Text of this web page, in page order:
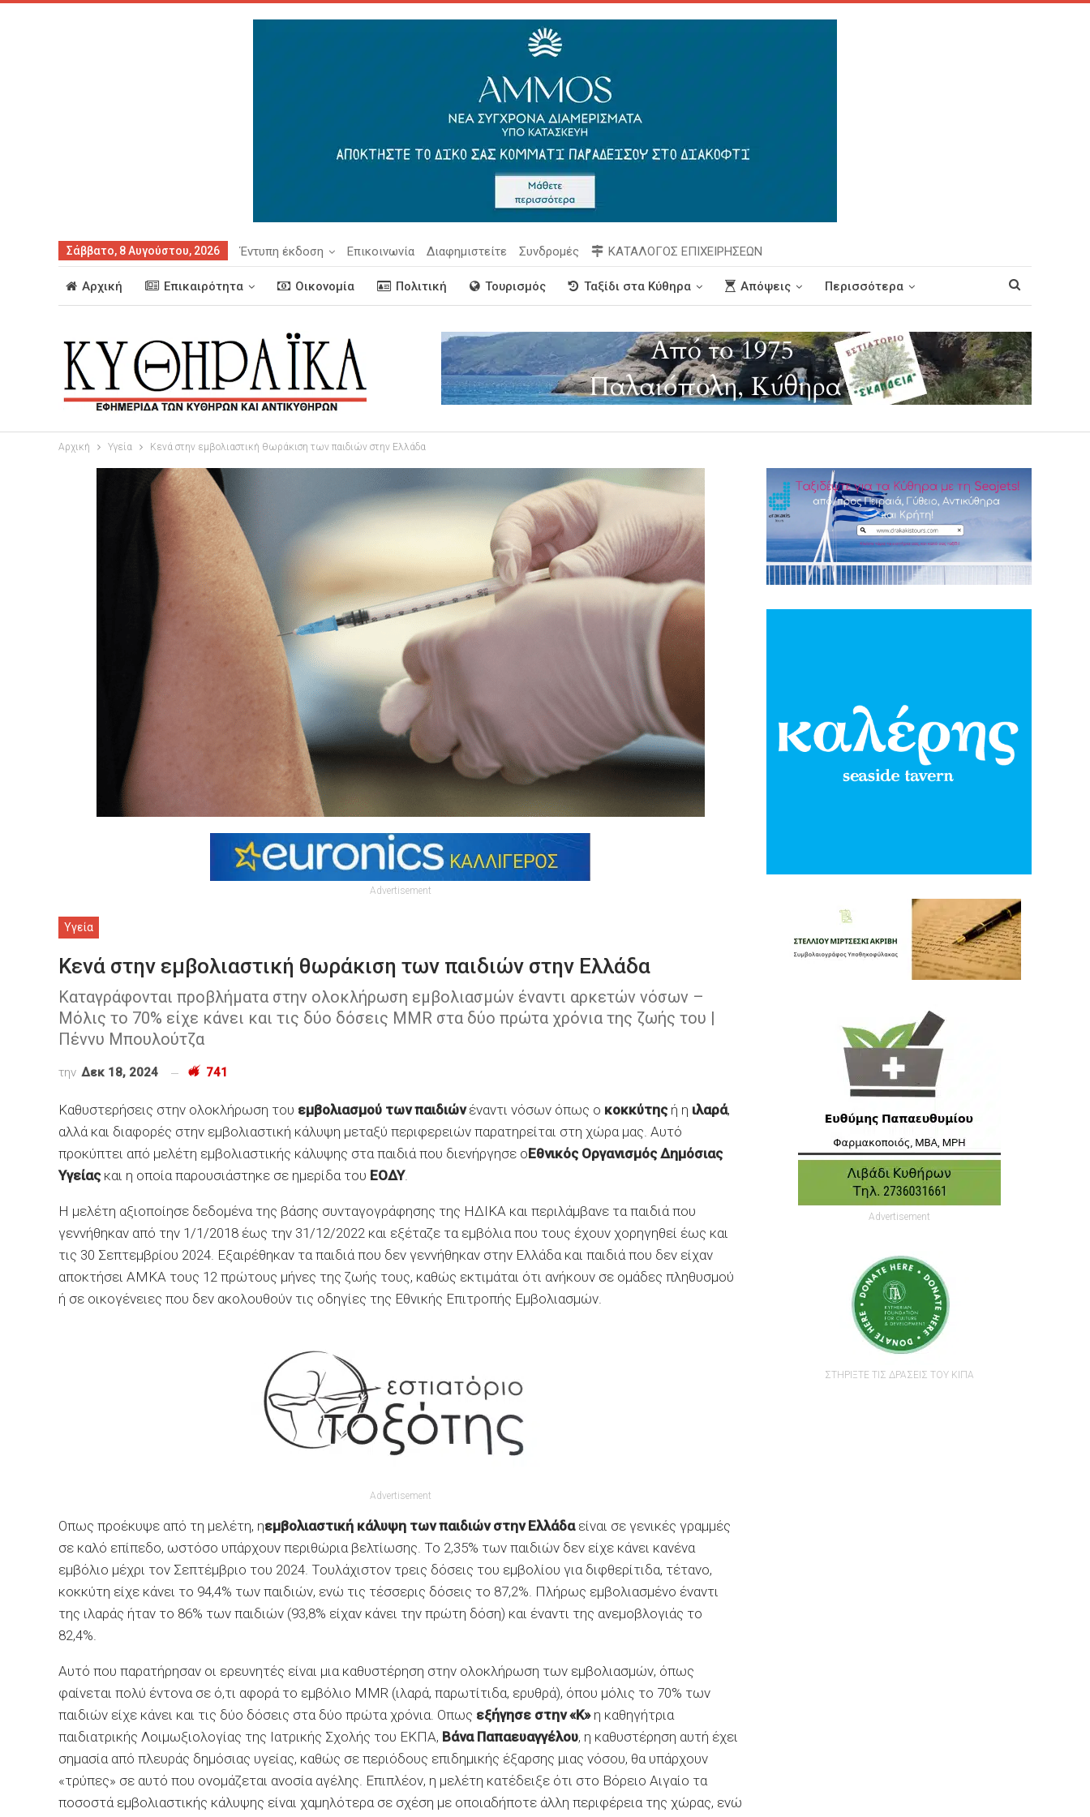
Σάββατο, 8 Αυγούστου, 2026 Έντυπη έκδοση Επικοινωνία Διαφημιστείτε Συνδρομές ΚΑΤΑΛΟΓΟΣ ΕΠΙΧΕΙΡΗΣΕΩΝ
Αρχική Επικαιρότητα Οικονομία Πολιτική Τουρισμός Ταξίδι στα Κύθηρα Απόψεις Περισσότερα
Αρχική Υγεία Κενά στην εμβολιαστική θωράκιση των παιδιών στην Ελλάδα
Advertisement
Υγεία
Κενά στην εμβολιαστική θωράκιση των παιδιών στην Ελλάδα
Καταγράφονται προβλήματα στην ολοκλήρωση εμβολιασμών έναντι αρκετών νόσων –
Μόλις το 70% είχε κάνει και τις δύο δόσεις MMR στα δύο πρώτα χρόνια της ζωής του |
Πέννυ Μπουλούτζα
την Δεκ 18, 2024 741
Καθυστερήσεις στην ολοκλήρωση του εμβολιασμού των παιδιώνέναντι νόσων όπως ο κοκκύτης ή η ιλαρά,
αλλά και διαφορές στην εμβολιαστική κάλυψη μεταξύ περιφερειών παρατηρείται στη χώρα μας. Αυτό
προκύπτει από μελέτη εμβολιαστικής κάλυψης στα παιδιά που διενήργησε οΕθνικός Οργανισμός Δημόσιας
Υγείαςκαι η οποία παρουσιάστηκε σε ημερίδα του ΕΟΔΥ.
Η μελέτη αξιοποίησε δεδομένα της βάσης συνταγογράφησης της ΗΔΙΚΑ και περιλάμβανε τα παιδιά που
γεννήθηκαν από την 1/1/2018 έως την 31/12/2022 και εξέταζε τα εμβόλια που τους έχουν χορηγηθεί έως και
τις 30 Σεπτεμβρίου 2024. Εξαιρέθηκαν τα παιδιά που δεν γεννήθηκαν στην Ελλάδα και παιδιά που δεν είχαν
αποκτήσει ΑΜΚΑ τους 12 πρώτους μήνες της ζωής τους, καθώς εκτιμάται ότι ανήκουν σε ομάδες πληθυσμού
ή σε οικογένειες που δεν ακολουθούν τις οδηγίες της Εθνικής Επιτροπής Εμβολιασμών.
Advertisement
Οπως προέκυψε από τη μελέτη, ηεμβολιαστική κάλυψη των παιδιών στην Ελλάδαείναι σε γενικές γραμμές
σε καλό επίπεδο, ωστόσο υπάρχουν περιθώρια βελτίωσης. Το 2,35% των παιδιών δεν είχε κάνει κανένα
εμβόλιο μέχρι τον Σεπτέμβριο του 2024. Τουλάχιστον τρεις δόσεις του εμβολίου για διφθερίτιδα, τέτανο,
κοκκύτη είχε κάνει το 94,4% των παιδιών, ενώ τις τέσσερις δόσεις το 87,2%. Πλήρως εμβολιασμένο έναντι
της ιλαράς ήταν το 86% των παιδιών (93,8% είχαν κάνει την πρώτη δόση) και έναντι της ανεμοβλογιάς το
82,4%.
Αυτό που παρατήρησαν οι ερευνητές είναι μια καθυστέρηση στην ολοκλήρωση των εμβολιασμών, όπως
φαίνεται πολύ έντονα σε ό,τι αφορά το εμβόλιο MMR (ιλαρά, παρωτίτιδα, ερυθρά), όπου μόλις το 70% των
παιδιών είχε κάνει και τις δύο δόσεις στα δύο πρώτα χρόνια. Οπως εξήγησε στην «Κ» η καθηγήτρια
παιδιατρικής Λοιμωξιολογίας της Ιατρικής Σχολής του ΕΚΠΑ, Βάνα Παπαευαγγέλου, η καθυστέρηση αυτή έχει
σημασία από πλευράς δημόσιας υγείας, καθώς σε περιόδους επιδημικής έξαρσης μιας νόσου, θα υπάρχουν
«τρύπες» σε αυτό που ονομάζεται ανοσία αγέλης. Επιπλέον, η μελέτη κατέδειξε ότι στο Βόρειο Αιγαίο τα
ποσοστά εμβολιαστικής κάλυψης είναι χαμηλότερα σε σχέση με οποιαδήποτε άλλη περιφέρεια της χώρας, ενώ
Advertisement
ΣΤΗΡΙΞΤΕ ΤΙΣ ΔΡΑΣΕΙΣ ΤΟΥ ΚΙΠΑ